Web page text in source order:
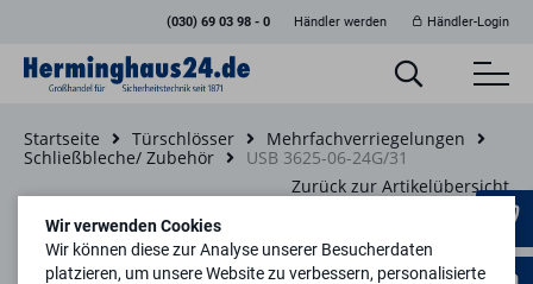
(030) 69 03 98 - 0 Händler werden Händler-Login
Startseite Türschlösser
Mehrfachverriegelungen
Schließbleche/ Zubehör
USB 3625-06-24G/31
Zurück zur Artikelübersicht
Wir verwenden Cookies
Wir können diese zur Analyse unserer Besucherdaten
platzieren, um unsere Website zu verbessern, personalisierte